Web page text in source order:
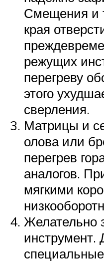
Смещения и
края
режущих
перегреву
этого
сверления.
Матрицы и
олова или
перегрев
аналогов.
мягкими
Желательно
инструмент.